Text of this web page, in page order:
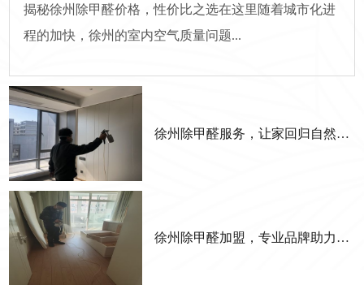
揭秘徐州除甲醛价格，性价比之选在这里随着城市化进
程的加快，徐州的室内空气质量问题...
徐州除甲醛服务，让家回归自然清新
徐州除甲醛加盟，专业品牌助力成功创业